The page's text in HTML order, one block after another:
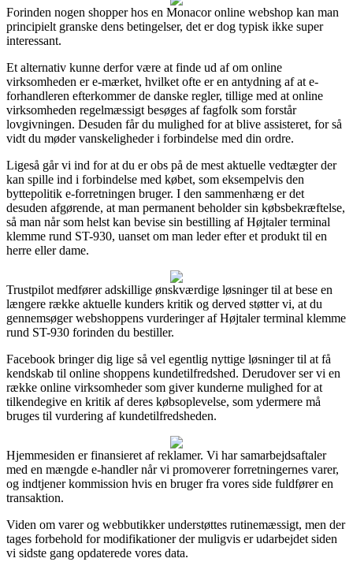
Forinden nogen shopper hos en Monacor online webshop kan man
principielt granske dens betingelser, det er dog typisk ikke super
interessant.
Et alternativ kunne derfor være at finde ud af om online
virksomheden er e-mærket, hvilket ofte er en antydning af at e-
forhandleren efterkommer de danske regler, tillige med at online
virksomheden regelmæssigt besøges af fagfolk som forstår
lovgivningen. Desuden får du mulighed for at blive assisteret, for så
vidt du møder vanskeligheder i forbindelse med din ordre.
Ligeså går vi ind for at du er obs på de mest aktuelle vedtægter der
kan spille ind i forbindelse med købet, som eksempelvis den
byttepolitik e-forretningen bruger. I den sammenhæng er det
desuden afgørende, at man permanent beholder sin købsbekræftelse,
så man når som helst kan bevise sin bestilling af Højtaler terminal
klemme rund ST-930, uanset om man leder efter et produkt til en
herre eller dame.
Trustpilot medfører adskillige ønskværdige løsninger til at bese en
længere række aktuelle kunders kritik og derved støtter vi, at du
gennemsøger webshoppens vurderinger af Højtaler terminal klemme
rund ST-930 forinden du bestiller.
Facebook bringer dig lige så vel egentlig nyttige løsninger til at få
kendskab til online shoppens kundetilfredshed. Derudover ser vi en
række online virksomheder som giver kunderne mulighed for at
tilkendegive en kritik af deres købsoplevelse, som ydermere må
bruges til vurdering af kundetilfredsheden.
Hjemmesiden er finansieret af reklamer. Vi har samarbejdsaftaler
med en mængde e-handler når vi promoverer forretningernes varer,
og indtjener kommission hvis en bruger fra vores side fuldfører en
transaktion.
Viden om varer og webbutikker understøttes rutinemæssigt, men der
tages forbehold for modifikationer der muligvis er udarbejdet siden
vi sidste gang opdaterede vores data.